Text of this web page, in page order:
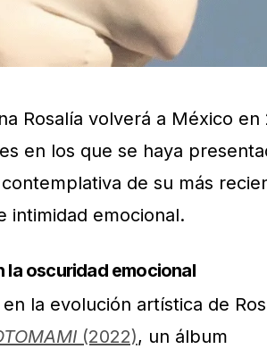
Rosalía volverá a México en
en los que se haya
de su más
intimidad emocional.
la oscuridad emocional
la evolución artística de
(2022), un álbum